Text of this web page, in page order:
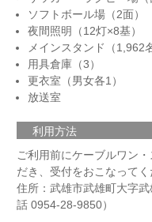
ソフトボール場（2面）
夜間照明（12灯×8基）
メインスタンド（1,962
用具倉庫（3）
更衣室（男女各1）
放送室
利用方法
ご利用前にケーブルワン
だき、受付をおこなってく
住所：武雄市武雄町大字
話 0954-28-9850）